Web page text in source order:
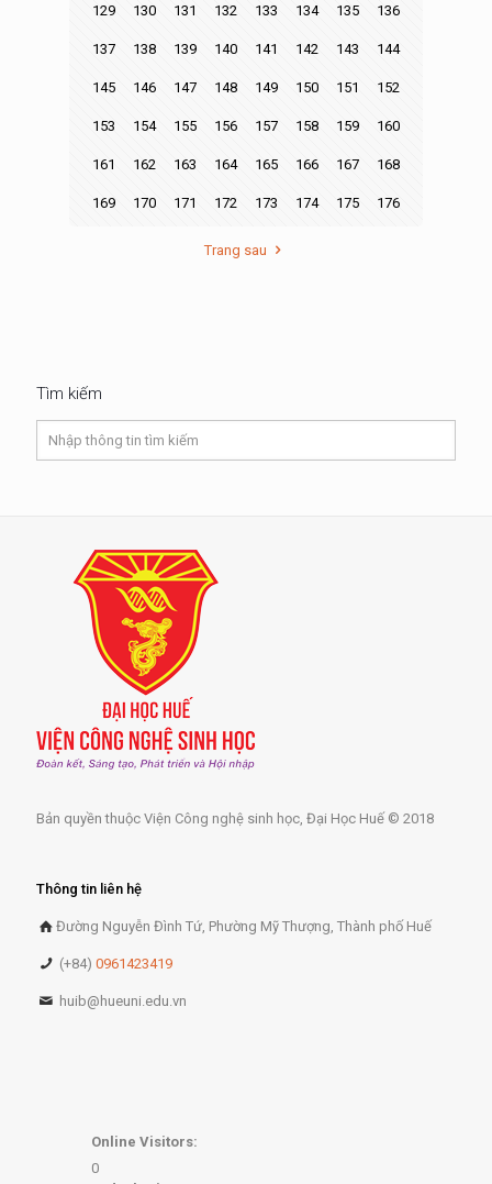
129 130 131 132 133 134 135 136
137 138 139 140 141 142 143 144
145 146 147 148 149 150 151 152
153 154 155 156 157 158 159 160
161 162 163 164 165 166 167 168
169 170 171 172 173 174 175 176
Trang sau
Tìm kiếm
Bản quyền thuộc Viện Công nghệ sinh học, Đại Học Huế © 2018
Thông tin liên hệ
Đường Nguyễn Đình Tứ, Phường Mỹ Thượng, Thành phố Huế
(+84)0961423419
huib@hueuni.edu.vn
Online Visitors:
0